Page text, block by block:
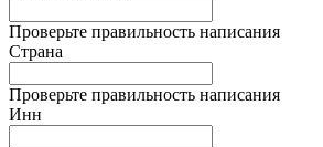
Проверьте правильность написания
Страна
Проверьте правильность написания
Инн